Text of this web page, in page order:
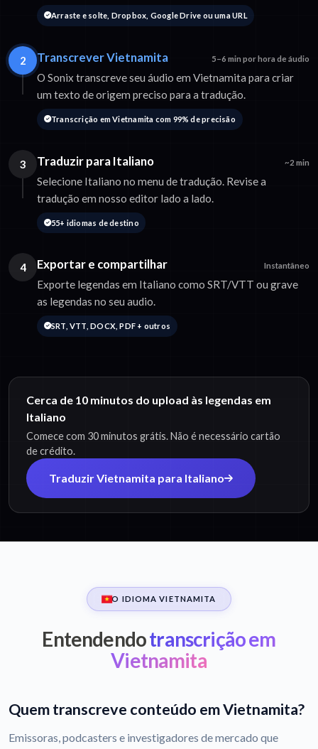
Arraste e solte, Dropbox, Google Drive ou uma URL
2 Transcrever Vietnamita 5–6 min por hora de áudio
O Sonix transcreve seu áudio em Vietnamita para criar
um texto de origem preciso para a tradução.
Transcrição em Vietnamita com 99% de precisão
3 Traduzir para Italiano ~2 min
Selecione Italiano no menu de tradução. Revise a
tradução em nosso editor lado a lado.
55+ idiomas de destino
4 Exportar e compartilhar Instantâneo
Exporte legendas em Italiano como SRT/VTT ou grave
as legendas no seu audio.
SRT, VTT, DOCX, PDF + outros
Cerca de 10 minutos do upload às legendas em
Italiano
Comece com 30 minutos grátis. Não é necessário cartão
de crédito.
Traduzir Vietnamita para Italiano
O IDIOMA VIETNAMITA
Entendendotranscrição em
Vietnamita
Quem transcreve conteúdo em Vietnamita?
Emissoras, podcasters e investigadores de mercado que